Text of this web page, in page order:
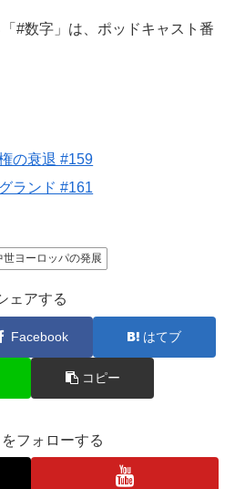
#数字」は、ポッドキャスト番
の衰退 #159
ランド #161
世ヨーロッパの発展
ェアする
Facebook はてブ
コピー
フォローする